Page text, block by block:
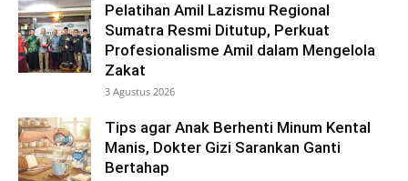
Pelatihan Amil Lazismu Regional
Sumatra Resmi Ditutup, Perkuat
Profesionalisme Amil dalam Mengelola
Zakat
3 Agustus 2026
Tips agar Anak Berhenti Minum Kental
Manis, Dokter Gizi Sarankan Ganti
Bertahap